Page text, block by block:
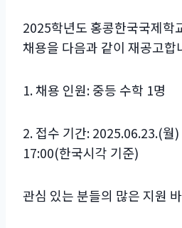
2025학년도 홍콩한국국제학
채용을 다음과 같이 재공고합
1. 채용 인원: 중등 수학 1명
2. 접수 기간: 2025.06.23.(월
17:00(한국시각 기준)
관심 있는 분들의 많은 지원